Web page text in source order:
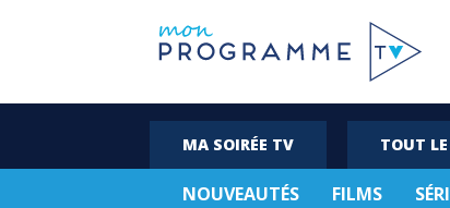
MA SOIRÉE TV TOUT
NOUVEAUTÉS FILMS